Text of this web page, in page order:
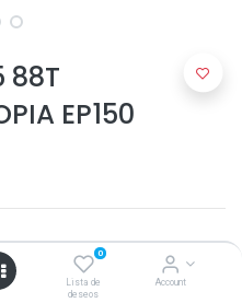
0
Lista de
deseos
Account
88T
EP150